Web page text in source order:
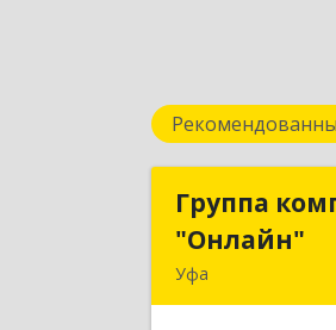
Группа
"Онлайн"
Уфа